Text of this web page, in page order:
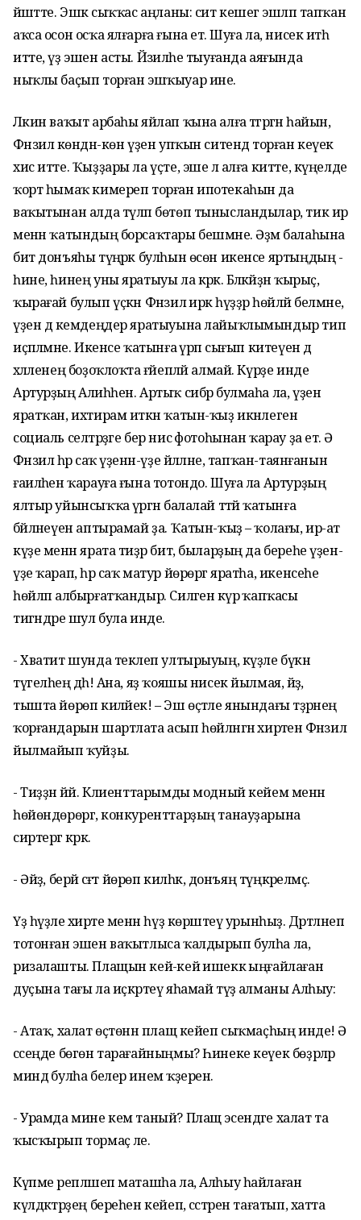
йәшәтте. Эшкә сыҡҡас аңланы: сит кешегә эшләп тапҡан
аҡса осон осҡа ялғарға ғына етә. Шуға ла, нисек итһә
итте, үҙ эшен асты. Йәзиләһе тыуғанда аяғында
ныҡлы баҫып торған эшҡыуар ине.
Ләкин ваҡыт арбаһы яйлап ҡына алға тәгәрәгән һайын,
Фәнзилә көндән-көн үҙен упҡын ситендә торған кеүек
хис итте. Ҡыҙҙары ла үҫте, эше лә алға китте, күңелде
ҡорт һымаҡ кимереп торған ипотекаһын да
ваҡытынан алда түләп бөтөп тынысландылар, тик ир
менән ҡатындың борсаҡтары бешмәне. Әҙәм балаһына
бит донъяһы түңәрәк булһын өсөн икенсе яртыңдың -
һине, һинең уны яратыуы ла кәрәк. Бәләкәйҙән ҡырыҫ,
ҡырағай булып үҫкән Фәнзилә иркә һүҙҙәр һөйләй белмәне,
үҙен дә кемдеңдер яратыуына лайыҡлымындыр тип
иҫәпләмәне. Икенсе ҡатынға әүрәп сығып китеүен дә
хәләленең боҙоҡлоҡта ғәйепләй алмай. Күрҙе инде
Артурҙың Алиһәһен. Артыҡ сибәр булмаһа ла, үҙен
яратҡан, ихтирам иткән ҡатын-ҡыҙ икәнлеген
социаль селтәрҙәге бер нисә фотоһынан ҡарау ҙа етә. Ә
Фәнзилә һәр саҡ үҙенән-үҙе йәлләне, тапҡан-таянғанын
ғаиләһен ҡарауға ғына тотондо. Шуға ла Артурҙың
ялтыр уйынсыҡҡа әүрәгән балалай тәтәй ҡатынға
бәйләнеүен аптырамай ҙа. Ҡатын-ҡыҙ – ҡолағы, ир-ат
күҙе менән ярата тиҙәр бит, быларҙың да береһе үҙен-
үҙе ҡарап, һәр саҡ матур йөрөргә яратһа, икенсеһе
һөйләп албырғатҡандыр. Силәгенә күрә ҡапҡасы
тигәндәре шул була инде.
- Хватит шунда текәлеп ултырыуың, күҙле бүкән
түгелһең дәһә! Ана, яҙ ҡояшы нисек йылмая, әйҙә,
тышта йөрөп киләйек! – Эш өҫтәле янындағы тәҙрәнең
ҡорғандарын шартлата асып һөйләнгән әхирәтенә Фәнзилә
йылмайып ҡуйҙы.
- Тиҙҙән йәй. Клиенттарымды модный кейем менән
һөйөндөрөргә, конкуренттарҙың танауҙарына
сиртергә кәрәк.
- Әйҙә, берәй сәғәт йөрөп килһәк, донъяң түңкәрелмәҫ.
Үҙ һүҙле әхирәте менән һүҙ көрәштеү урынһыҙ. Дәртләнеп
тотонған эшен ваҡытлыса ҡалдырып булһа ла,
ризалашты. Плащын кейә-кейә ишеккә ыңғайлаған
дуҫына тағы ла иҫкәртеү яһамай түҙә алманы Алһыу:
- Атаҡ, халат өҫтөнән плащ кейеп сыҡмаҫһың инде! Ә
сәсеңде бөгөн тарағайныңмы? Һинеке кеүек бөҙрәләр
миндә булһа белер инем ҡәҙерен.
- Урамда мине кем таный? Плащ эсендәге халат та
ҡысҡырып тормаҫ әле.
Күпме әрепләшеп маташһа ла, Алһыу һайлаған
күлдәктәрҙең береһен кейеп, сәстәрен тағатып, хатта